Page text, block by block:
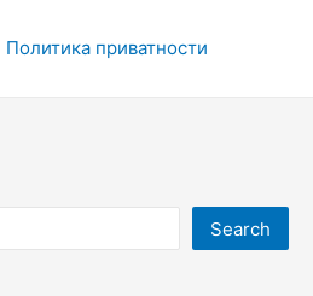
Политика приватности
Search